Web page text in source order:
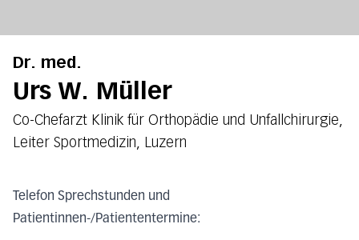
Dr. med.
Urs W. Müller
Co-Chefarzt Klinik für Orthopädie und Unfallchirurgie,
Leiter Sportmedizin, Luzern
Telefon Sprechstunden und
Patientinnen-/Patiententermine: